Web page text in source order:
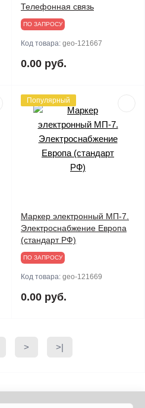
Телефонная связь
ПО ЗАПРОСУ
Код товара: geo-121667
0.00 руб.
Популярный
Маркер электронный МП-7.
Электроснабжение Европа
(стандарт РФ)
ПО ЗАПРОСУ
Код товара: geo-121669
0.00 руб.
> >|